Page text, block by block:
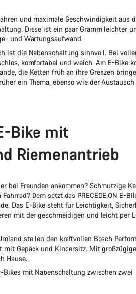
und maximale Geschwindigkeit aus
Diese ist ein paar Gramm leichter
und Wartungsaufwand.
ist die Nabenschaltung sinnvoll. Bei
komfortabel und weich. Am E-Bike
die Ketten früh an ihre Grenzen
ein Thema, ebenso wie der
Bike mit
Riemenantrieb
bei Freunden ankommen? Schmutzige
Dem setzt das PRECEDE:ON E-
Das E-Bike steht für Leichtigkeit,
mit der geschmeidigen und leicht per
stellen den kraftvollen Bosch
mit Gepäck und Kindersitz. Mit
Hause.
Bikes mit Nabenschaltung zwischen zwei